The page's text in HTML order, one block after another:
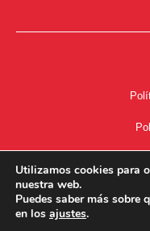
Utilizamos cookies para
nuestra web.
Puedes saber más sobre
en los ajustes.